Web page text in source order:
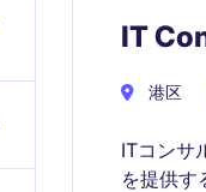
IT
港区
ITコンサ
を提供す